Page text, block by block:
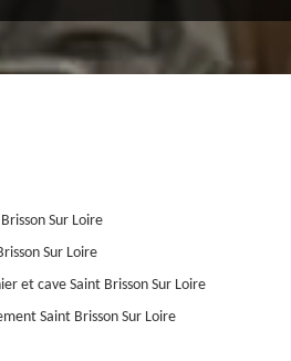
Sur Loire
Sur Loire
et cave Saint Brisson Sur Loire
Saint Brisson Sur Loire